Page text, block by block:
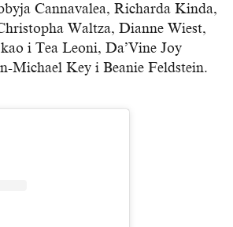
Cannavalea, Richarda Kinda,
Waltza, Dianne Wiest,
i Tea Leoni, Da’Vine Joy
Michael Key i Beanie Feldstein.